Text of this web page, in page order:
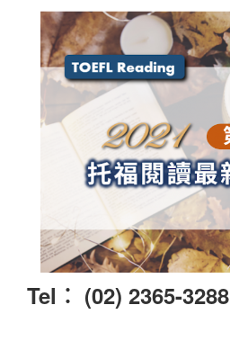
Tel︰ (02) 2365-3288